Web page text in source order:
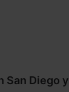
San Diego